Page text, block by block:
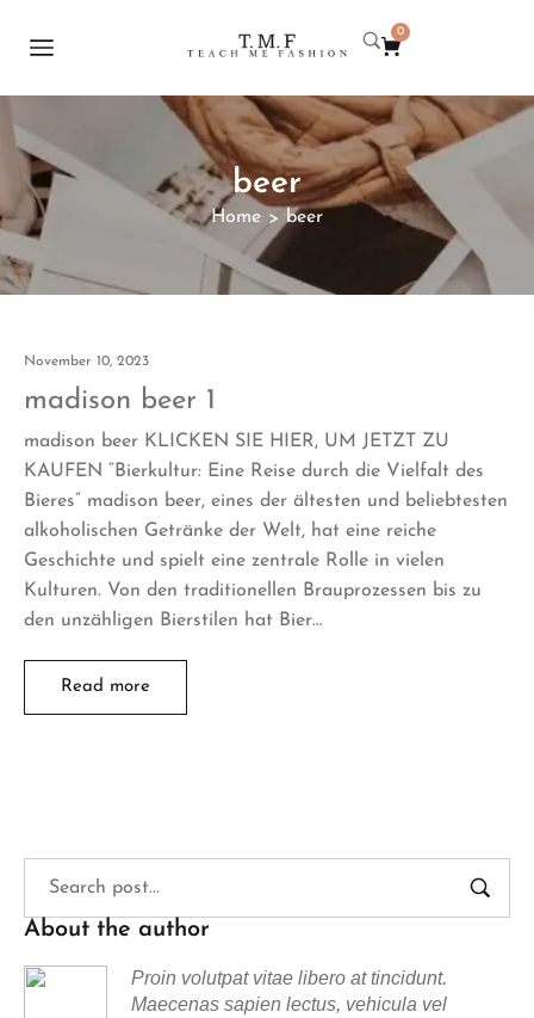
0
beer
Home > beer
November 10, 2023
madison beer 1
madison beer KLICKEN SIE HIER, UM JETZT ZU
KAUFEN “Bierkultur: Eine Reise durch die Vielfalt des
Bieres” madison beer, eines der ältesten und beliebtesten
alkoholischen Getränke der Welt, hat eine reiche
Geschichte und spielt eine zentrale Rolle in vielen
Kulturen. Von den traditionellen Brauprozessen bis zu
den unzähligen Bierstilen hat Bier…
Read more
About the author
Proin volutpat vitae libero at tincidunt.
Maecenas sapien lectus, vehicula vel